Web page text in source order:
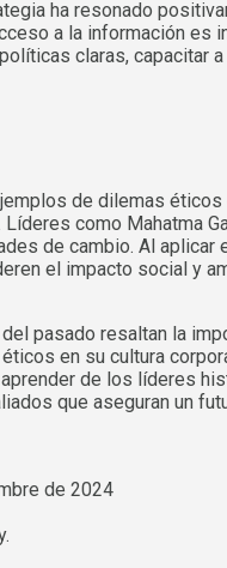
ha resonado
a la información
claras, capacitar
de dilemas
como Mahatma
de cambio. Al
el impacto social y
pasado resaltan la
en su cultura
de los líderes
que aseguran un
de 2024